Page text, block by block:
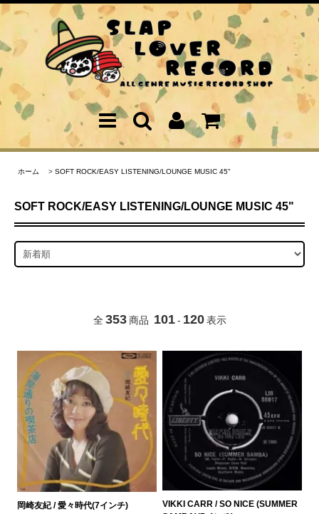
ホーム > SOFT ROCK/EASY LISTENING/LOUNGE MUSIC 45"
SOFT ROCK/EASY LISTENING/LOUNGE MUSIC 45"
全 353 商品 101 - 120 表示
岡崎友紀 / 愛々時代(7インチ)
VIKKI CARR / SO NICE (SUMMER